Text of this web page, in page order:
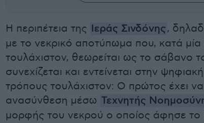
Η περιπέτεια της Ιεράς Σινδόνης,
με το νεκρικό αποτύπωμα που, κατά μία
τουλάχιστον, θεωρείται ως το σάβανο
συνεχίζεται και εντείνεται στην
τρόπους τουλάχιστον: Ο πρώτος έχει
ανασύνθεση μέσω Τεχνητής
μορφής του νεκρού ο οποίος άφησε το